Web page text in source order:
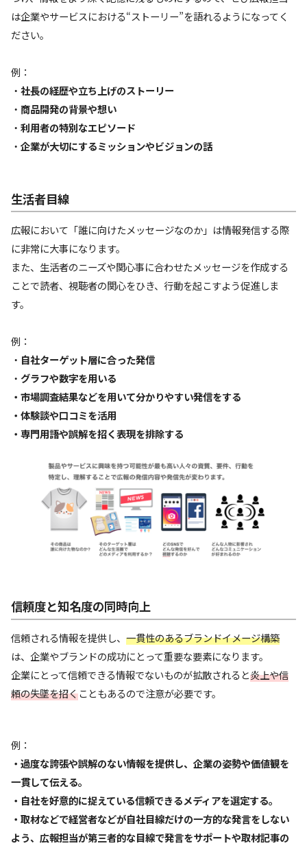
は企業やサービスにおける“ストーリー”を語れるようになってく
ださい。
例：
・ 社長の経歴や立ち上げのストーリー
・ 商品開発の背景や想い
・ 利用者の特別なエピソード
・ 企業が大切にするミッションやビジョンの話
生活者目線
広報において「誰に向けたメッセージなのか」は情報発信する際
に非常に大事になります。
また、生活者のニーズや関心事に合わせたメッセージを作成する
ことで読者、視聴者の関心をひき、行動を起こすよう促進しま
す。
例：
・ 自社ターゲット層に合った発信
・ グラフや数字を用いる
・市場調査結果などを用いて分かりやすい発信をする
・体験談や口コミを活用
・専門用語や誤解を招く表現を排除する
信頼度と知名度の同時向上
信頼される情報を提供し、 一貫性のあるブランドイメージ構築
は、企業やブランドの成功にとって重要な要素になります。
企業にとって信頼できる情報でないものが拡散されると炎上や信
頼の失墜を招くこともあるので注意が必要です。
例：
・過度な誇張や誤解のない情報を提供し、企業の姿勢や価値観を
一貫して伝える。
・自社を好意的に捉えている信頼できるメディアを選定する。
・取材などで経営者などが自社目線だけの一方的な発言をしない
よう、広報担当が第三者的な目線で発言をサポートや取材記事の